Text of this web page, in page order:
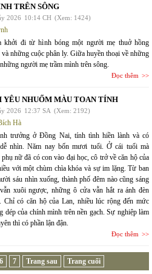
TRÊN SÔNG
2026 10:14 CH (Xem: 1424)
khởi đi từ hình bóng một người mẹ thuở hồng
những cuộc phân ly. Giữa huyền thoại về những
người mẹ trầm mình trên sông.
Đọc thêm
NHUỐM MÀU TOAN TÍNH
2026 12:37 SA (Xem: 2192)
Hà
trưởng ở Đồng Nai, tính tình hiền lành và có
nhìn. Năm nay bốn mươi tuổi. Ở cái tuổi mà
nữ đã có con vào đại học, cô trở về căn hộ của
với một chùm chìa khóa và sự im lặng. Từ ban
sáu nhìn xuống, thành phố đêm nào cũng sáng
xuôi ngược, những ô cửa vẫn hắt ra ánh đèn
Chỉ có căn hộ của Lan, nhiều lúc rộng đến mức
dép của chính mình trên nền gạch. Sự nghiệp làm
thì có phần lận đận.
Đọc thêm
6 7 Trang sau Trang cuối